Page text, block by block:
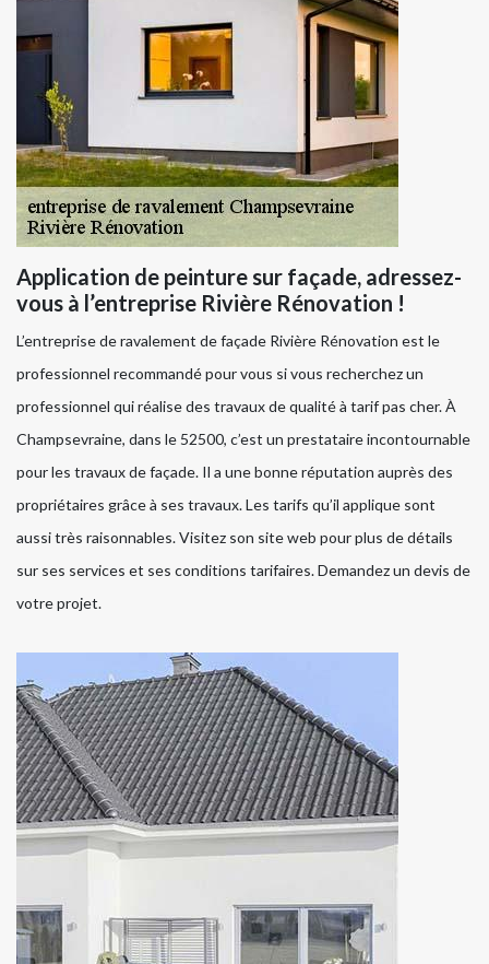
Application de peinture sur façade, adressez-
vous à l’entreprise Rivière Rénovation !
L’entreprise de ravalement de façade Rivière Rénovation est le
professionnel recommandé pour vous si vous recherchez un
professionnel qui réalise des travaux de qualité à tarif pas cher. À
Champsevraine, dans le 52500, c’est un prestataire incontournable
pour les travaux de façade. Il a une bonne réputation auprès des
propriétaires grâce à ses travaux. Les tarifs qu’il applique sont
aussi très raisonnables. Visitez son site web pour plus de détails
sur ses services et ses conditions tarifaires. Demandez un devis de
votre projet.